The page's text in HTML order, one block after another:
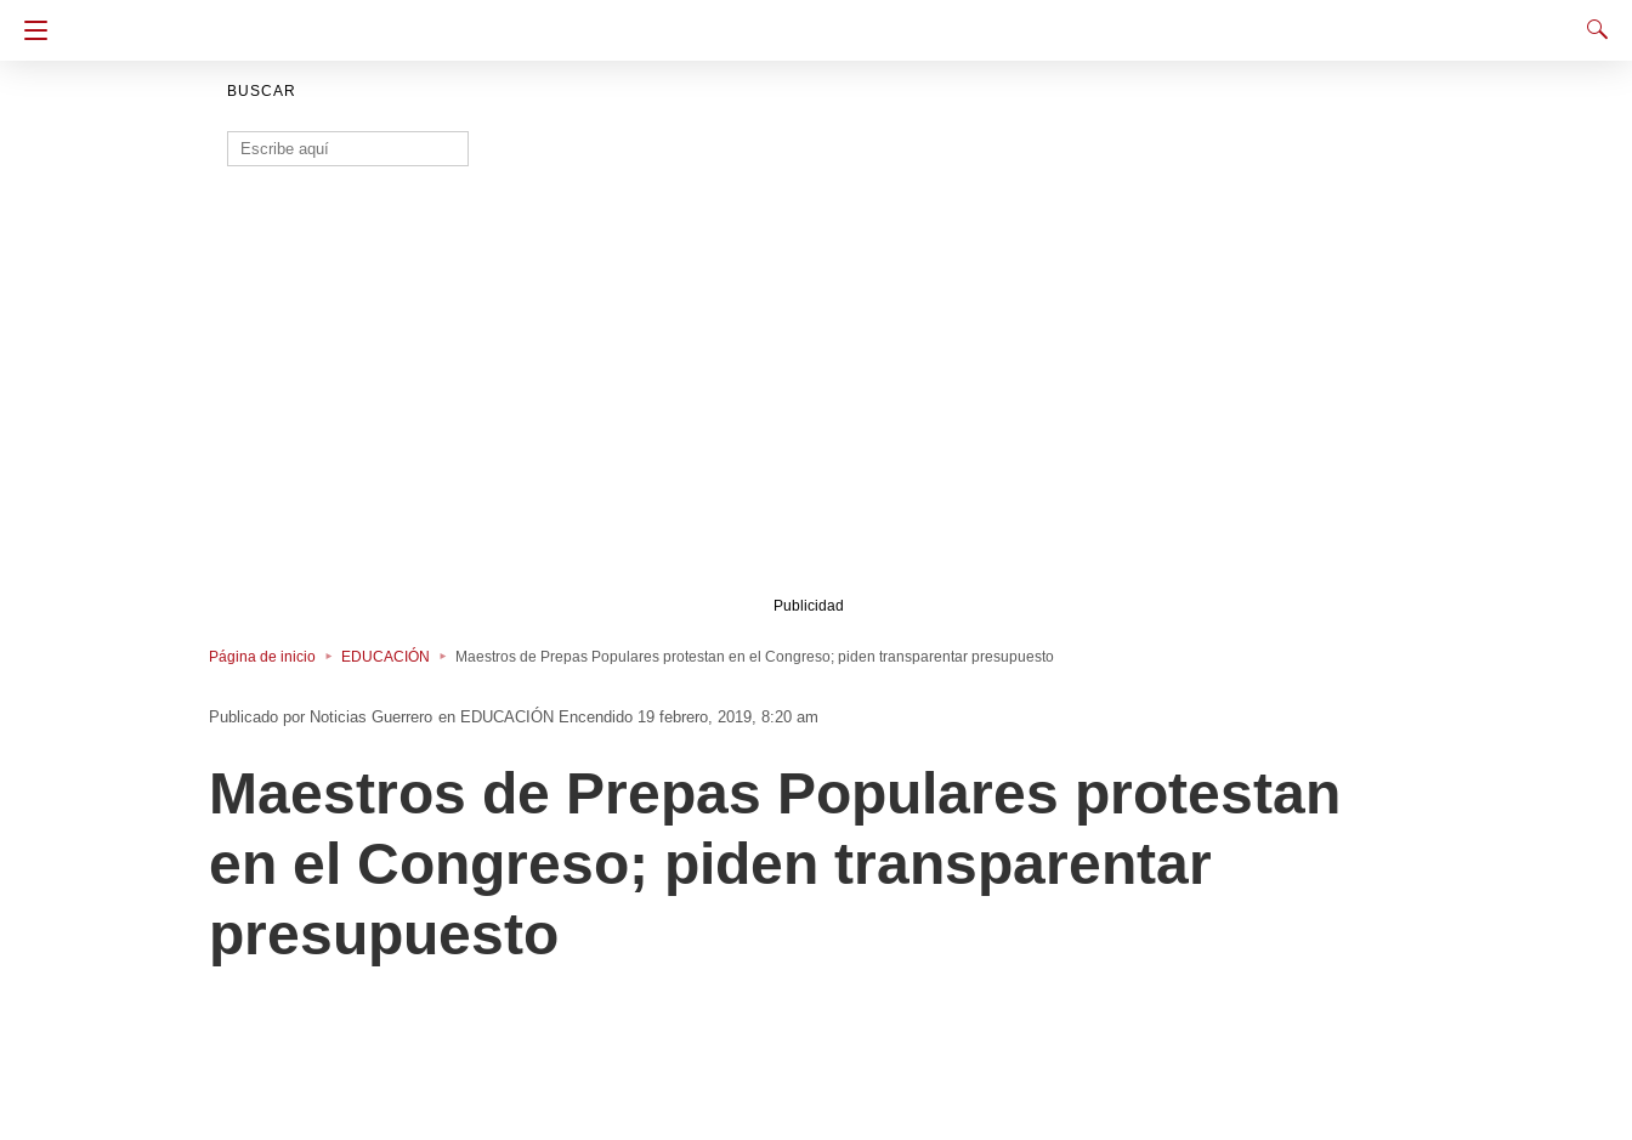
BUSCAR
Buscar:
Publicidad
Página de inicio EDUCACIÓN Maestros de Prepas Populares protestan en el Congreso; piden transparentar presupuesto
Noticias Guerrero en EDUCACIÓN Encendido 19 febrero, 2019, 8:20 am
Maestros de Prepas Populares protestan
en el Congreso; piden transparentar
presupuesto